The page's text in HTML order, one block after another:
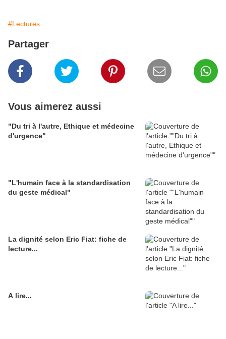
#Lectures
Partager
Vous aimerez aussi
"Du tri à l'autre, Ethique et médecine
d'urgence"
"L'humain face à la standardisation
du geste médical"
La dignité selon Eric Fiat: fiche de
lecture...
A lire...